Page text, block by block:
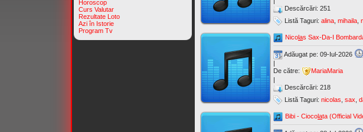
Horoscop
Curs Valutar
Rezultate Loto
Azi în Istorie
Program Tv
Descărcări: 251
Listă Taguri: alina mihaila
Nicolas Sax-Da-I
Adăugat pe: 09-Iul-2026
|
De către:
MariaMaria
|
Descărcări: 218
Listă Taguri: nicolas sax
Bibi - Ciocolata (Official